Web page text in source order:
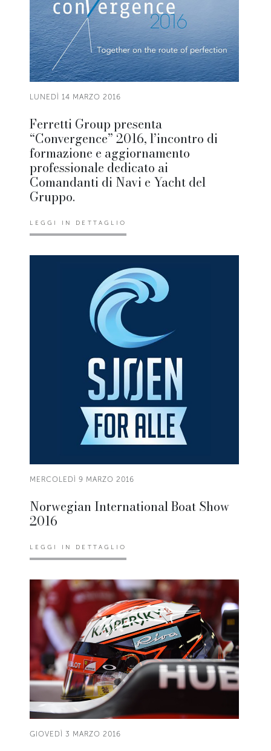
LUNEDÌ 14 MARZO 2016
Ferretti Group presenta
“Convergence” 2016, l’incontro di
formazione e aggiornamento
professionale dedicato ai
Comandanti di Navi e Yacht del
Gruppo.
LEGGI IN DETTAGLIO
MERCOLEDÌ 9 MARZO 2016
Norwegian International Boat Show
2016
LEGGI IN DETTAGLIO
GIOVEDÌ 3 MARZO 2016